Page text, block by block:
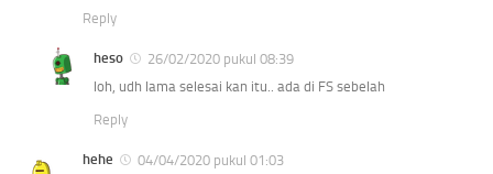
Reply
heso
26/02/2020 pukul 08:39
loh, udh lama selesai kan itu.. ada di FS sebelah
Reply
hehe
04/04/2020 pukul 01:03